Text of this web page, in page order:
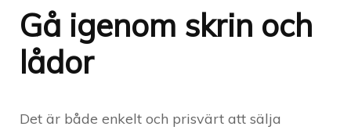
Gå igenom skrin och
lådor
Det är både enkelt och prisvärt att sälja